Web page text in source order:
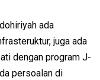
ada
juga ada
dengan program J-
persoalan di